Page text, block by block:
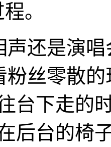
。
是演唱
粉丝零散
台下走的
后台的椅